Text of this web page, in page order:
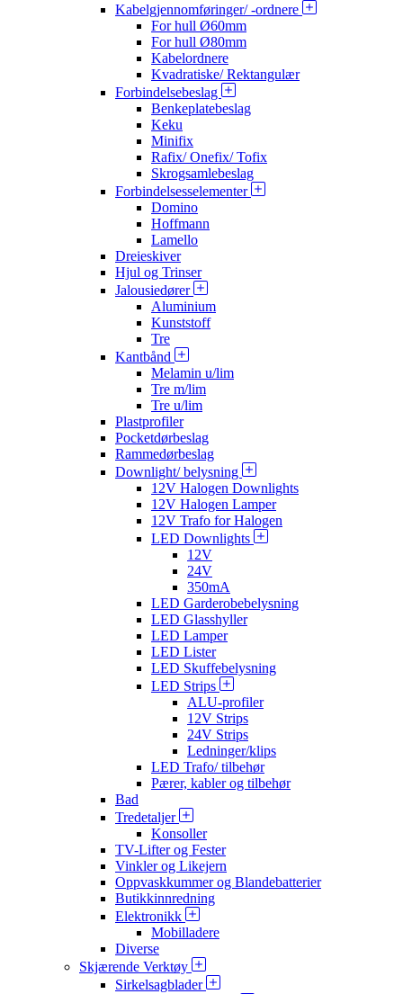
Kabelgjennomføringer/ -ordnere
For hull Ø60mm
For hull Ø80mm
Kabelordnere
Kvadratiske/ Rektangulær
Forbindelsebeslag
Benkeplatebeslag
Keku
Minifix
Rafix/ Onefix/ Tofix
Skrogsamlebeslag
Forbindelsesselementer
Domino
Hoffmann
Lamello
Dreieskiver
Hjul og Trinser
Jalousiedører
Aluminium
Kunststoff
Tre
Kantbånd
Melamin u/lim
Tre m/lim
Tre u/lim
Plastprofiler
Pocketdørbeslag
Rammedørbeslag
Downlight/ belysning
12V Halogen Downlights
12V Halogen Lamper
12V Trafo for Halogen
LED Downlights
12V
24V
350mA
LED Garderobebelysning
LED Glasshyller
LED Lamper
LED Lister
LED Skuffebelysning
LED Strips
ALU-profiler
12V Strips
24V Strips
Ledninger/klips
LED Trafo/ tilbehør
Pærer, kabler og tilbehør
Bad
Tredetaljer
Konsoller
TV-Lifter og Fester
Vinkler og Likejern
Oppvaskkummer og Blandebatterier
Butikkinnredning
Elektronikk
Mobilladere
Diverse
Skjærende Verktøy
Sirkelsagblader